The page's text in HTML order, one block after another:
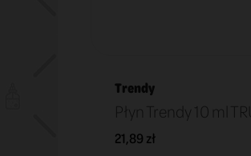
Trendy
Płyn Trendy 10 ml
21,89 zł